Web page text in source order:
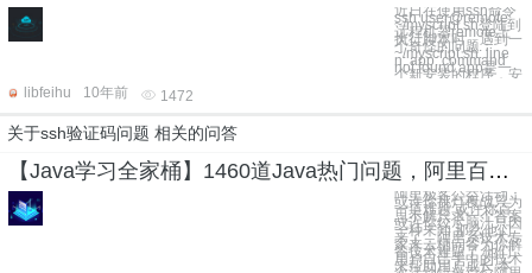
近日在使用ssh命令
ssh user@remote
~/myscript.sh登陆到
远程机器remote上
执行脚本时，遇到一
个奇怪的问题：
~/myscript.sh: line
n: app: command
not found app是一
个新安装的程序，安
libfeihu
10年前 1472
关于ssh验证码问题 相关的问答
【Java学习全家桶】1460道Java热门问题，阿里百位技术专家答疑解惑
阿里极客公益活动：
或许你挑灯夜战只为
一道难题 或许你百
思不解只求一个答案
或许你绞尽脑汁只因
一种未知 那么他们
来了，阿里系技术专
家来云栖问答为你解
答技术难题了 他们
用户自己手中的技术
来帮助用户成长 本